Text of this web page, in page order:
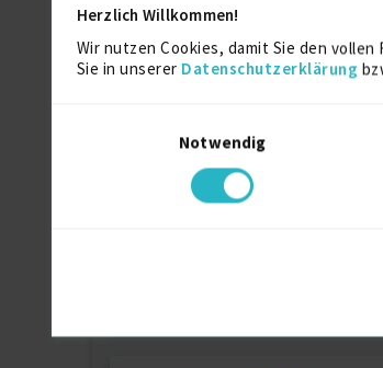
Herzlich Willkommen!
Wir nutzen Cookies, damit Sie den
Sie in unserer Datenschutzerklärung
Notwendig
Senior